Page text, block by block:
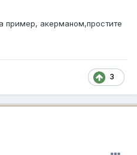
пример, акерманом,простите
3